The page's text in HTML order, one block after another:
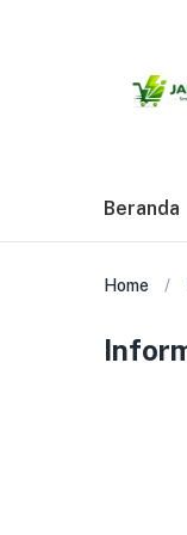
Beranda
Home